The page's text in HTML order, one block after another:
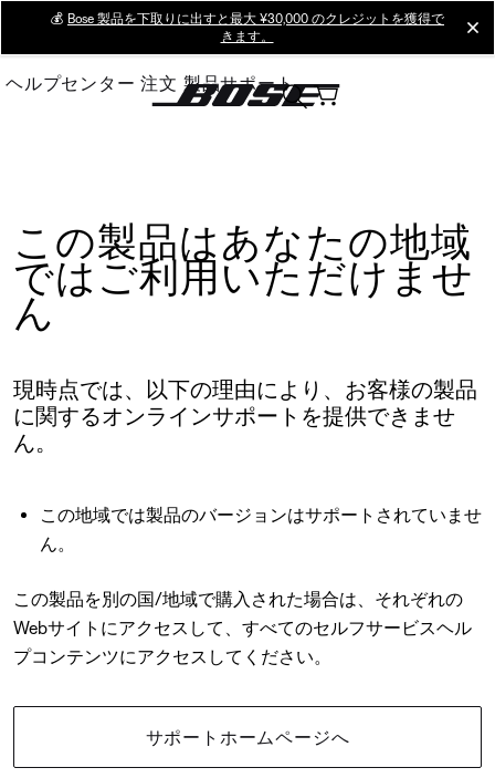
Main
💰 Bose 製品を下取りに出すと最大 ¥30,000 のクレジットを獲得で
きます。
ヘルプセンター 注文 製品サポート
この製品はあなたの地域
ではご利用いただけませ
ん
現時点では、以下の理由により、お客様の製品
に関するオンラインサポートを提供できませ
ん。
この地域では製品のバージョンはサポートされていませ
ん。
この製品を別の国/地域で購入された場合は、それぞれの
Webサイトにアクセスして、すべてのセルフサービスヘル
プコンテンツにアクセスしてください。
サポートホームページへ